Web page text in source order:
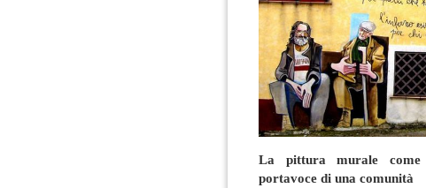
La pittura murale come
portavoce di una comunità